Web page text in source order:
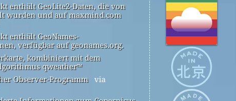
enthält GeoLite2-Daten, die von
wurden und auf maxmind.com
enthält GeoNames-
verfügbar auf geonames.org.
kombiniert mit dem
qweather™
Observer-Programm via